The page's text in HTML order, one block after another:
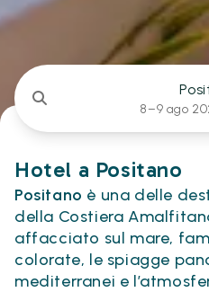
8–9 ago
Hotel a Positano
Positano è una delle
della Costiera
affacciato sul mare,
colorate, le spiagge
mediterranei e